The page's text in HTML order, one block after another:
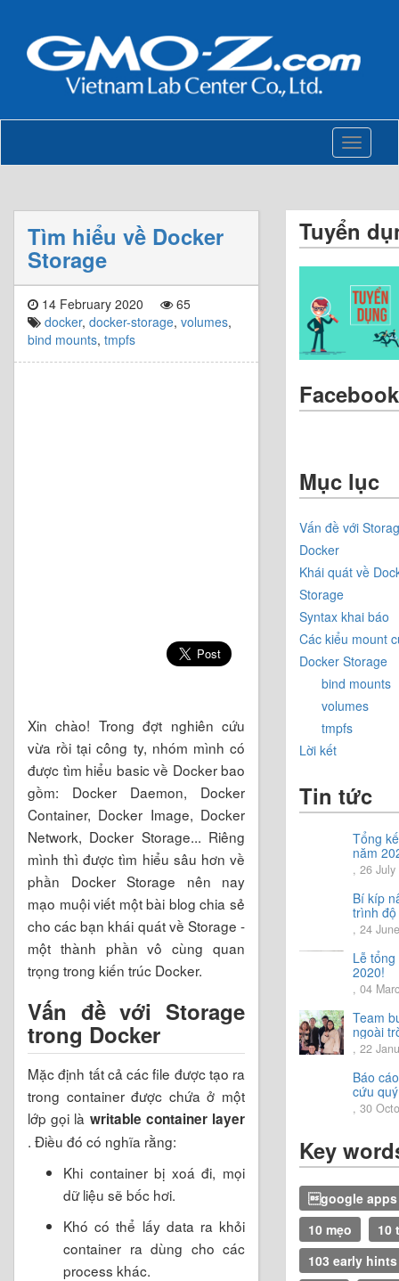
Toggle
Tìm hiểu về Docker
Storage
14 February 2020
65
docker, docker-storage, volumes,
bind mounts, tmpfs
Xin chào! Trong đợt nghiên cứu
vừa rồi tại công ty, nhóm mình có
được tìm hiểu basic về Docker bao
gồm: Docker Daemon, Docker
Container, Docker Image, Docker
Network, Docker Storage... Riêng
mình thì được tìm hiểu sâu hơn về
phần Docker Storage nên nay
mạo muội viết một bài blog chia sẻ
cho các bạn khái quát về Storage -
một thành phần vô cùng quan
trọng trong kiến trúc Docker.
Vấn đề với Storage
trong Docker
Mặc định tất cả các file được tạo ra
trong container được chứa ở một
lớp gọi là writable container layer
. Điều đó có nghĩa rằng:
Khi container bị xoá đi, mọi
dữ liệu sẽ bốc hơi.
Khó có thể lấy data ra khỏi
container ra dùng cho các
process khác.
Tuyển
Facebook
Mục lục
Vấn đề với
Docker
Khái quát về
Storage
Syntax khai báo
Các kiểu mount
Docker Storage
bind mounts
volumes
tmpfs
Lời kết
Tin tức
Tổng
năm
Chia
hướng
năm
, 26 July
Bí kíp
trình
tiếng
, 24
Lễ
2020!
, 04
Team
ngoài
trải
vời.
, 22
Báo
cứu
2020
, 30
Key
google
10 mẹo
10
103 early hints